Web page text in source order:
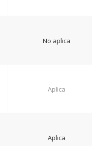
No aplica
Aplica
Aplica